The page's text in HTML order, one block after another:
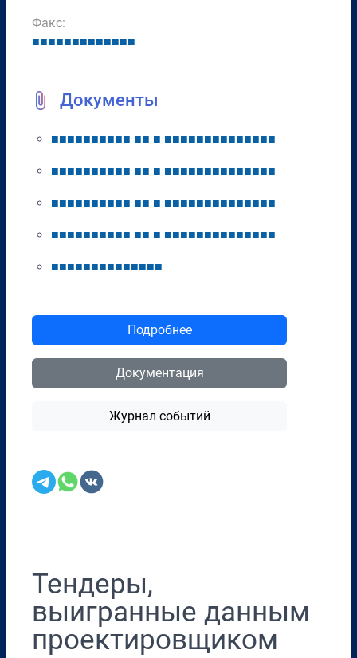
Факс:
■■■■■■■■■■■■■
Документы
■■■■■■■■■■ ■■ ■ ■■■■■■■■■■■■■■
■■■■■■■■■■ ■■ ■ ■■■■■■■■■■■■■■
■■■■■■■■■■ ■■ ■ ■■■■■■■■■■■■■■
■■■■■■■■■■ ■■ ■ ■■■■■■■■■■■■■■
■■■■■■■■■■■■■■
Подробнее
Документация
Журнал событий
Тендеры,
выигранные данным
проектировщиком